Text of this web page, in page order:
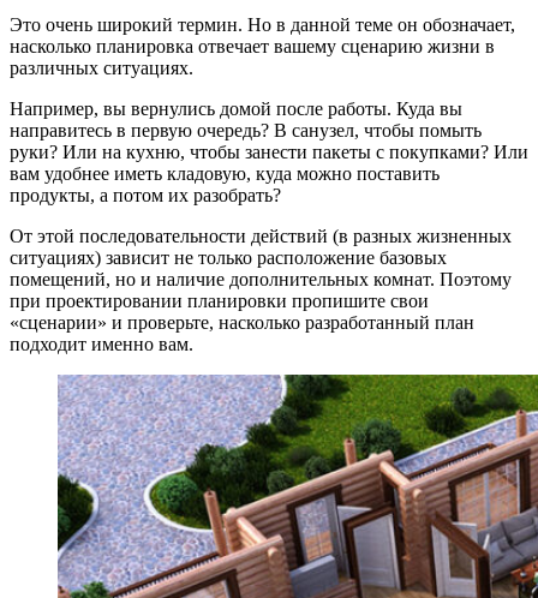
Это очень широкий термин. Но в данной теме он обозначает,
насколько планировка отвечает вашему сценарию жизни в
различных ситуациях.
Например, вы вернулись домой после работы. Куда вы
направитесь в первую очередь? В санузел, чтобы помыть
руки? Или на кухню, чтобы занести пакеты с покупками? Или
вам удобнее иметь кладовую, куда можно поставить
продукты, а потом их разобрать?
От этой последовательности действий (в разных жизненных
ситуациях) зависит не только расположение базовых
помещений, но и наличие дополнительных комнат. Поэтому
при проектировании планировки пропишите свои
«сценарии» и проверьте, насколько разработанный план
подходит именно вам.